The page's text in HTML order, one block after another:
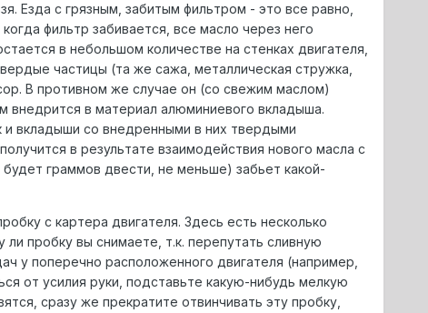
Езда с грязным, забитым фильтром - это все равно,
фильтр забивается, все масло через него
в небольшом количестве на стенках двигателя,
частицы (та же сажа, металлическая стружка,
В противном же случае он (со свежим маслом)
внедрится в материал алюминиевого вкладыша.
и вкладыши со внедренными в них твердыми
в результате взаимодействия нового масла с
граммов двести, не меньше) забьет какой-
с картера двигателя. Здесь есть несколько
пробку вы снимаете, т.к. перепутать сливную
у поперечно расположенного двигателя (например,
от усилия руки, подставьте какую-нибудь мелкую
сразу же прекратите отвинчивать эту пробку,